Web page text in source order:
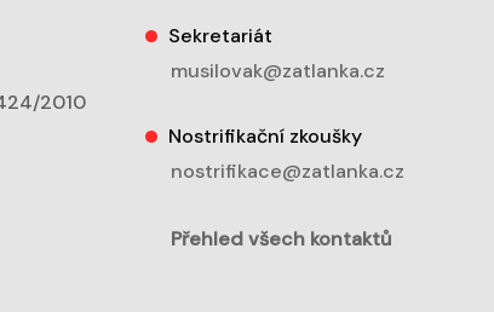
2010
Sekretariát
musilovak@zatlanka.cz
Nostrifikační zkoušky
nostrifikace@zatlanka.cz
Přehled všech kontaktů